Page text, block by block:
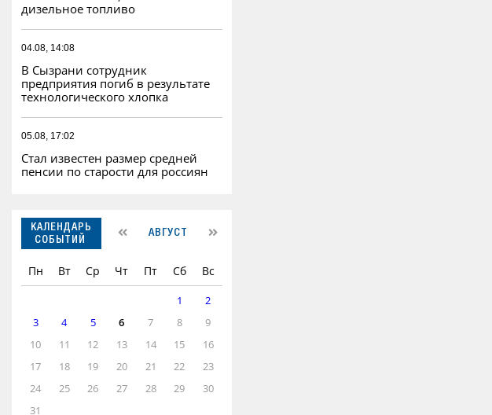
дизельное топливо
04.08, 14:08
В Сызрани сотрудник
предприятия погиб в результате
технологического хлопка
05.08, 17:02
Стал известен размер средней
пенсии по старости для россиян
КАЛЕНДАРЬ
СОБЫТИЙ
АВГУСТ
Пн Вт Ср Чт Пт Сб Вс
1
2
3
4 5 6 7 8
9
10
11 12 13 14 15
16
17
18 19 20 21 22
23
24
25 26 27 28 29
30
31